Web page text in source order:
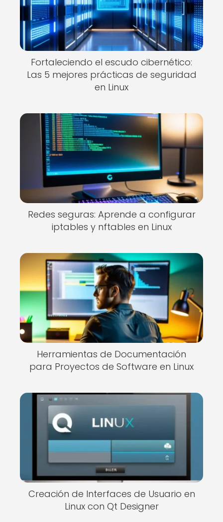
Fortaleciendo el escudo cibernético:
Las 5 mejores prácticas de seguridad
en Linux
Redes seguras: Aprende a configurar
iptables y nftables en Linux
Herramientas de Documentación
para Proyectos de Software en Linux
Creación de Interfaces de Usuario en
Linux con Qt Designer